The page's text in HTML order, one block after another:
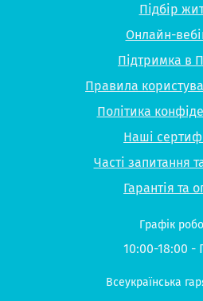
Підбір
Онлайн-
Підтримка в
Правила
Політика
Наші
Часті запитання
Гарантія та
Графік
10:00-18:00 -
Всеукраїнська